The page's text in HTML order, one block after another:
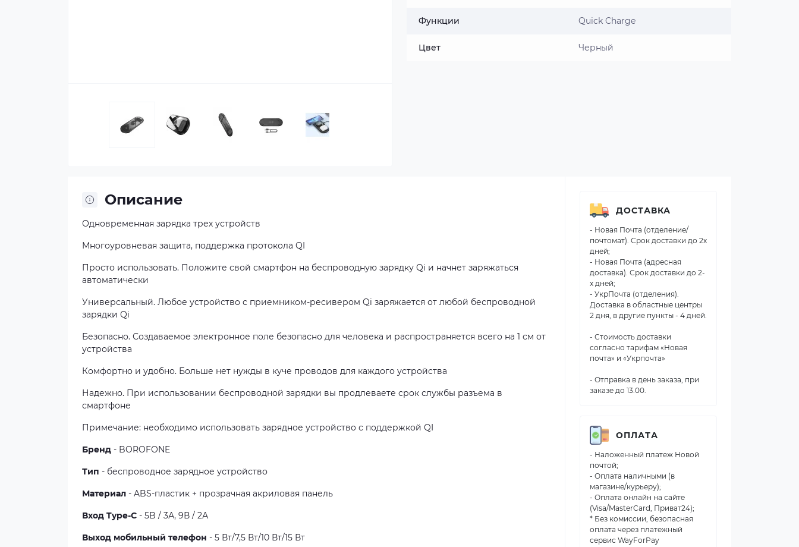
Функции Quick Charge
Цвет Черный
Описание
Одновременная зарядка трех устройств
Многоуровневая защита, поддержка протокола QI
Просто использовать. Положите свой смартфон на беспроводную зарядку Qi и начнет заряжаться
автоматически
Универсальный. Любое устройство с приемником-ресивером Qi заряжается от любой беспроводной
зарядки Qi
Безопасно. Создаваемое электронное поле безопасно для человека и распространяется всего на 1 см от
устройства
Комфортно и удобно. Больше нет нужды в куче проводов для каждого устройства
Надежно. При использовании беспроводной зарядки вы продлеваете срок службы разъема в
смартфоне
Примечание: необходимо использовать зарядное устройство с поддержкой QI
Бренд - BOROFONE
Тип - беспроводное зарядное устройство
Материал - ABS-пластик + прозрачная акриловая панель
Вход Type-C - 5B / 3А, 9В / 2А
Выход мобильный телефон - 5 Вт/7,5 Вт/10 Вт/15 Вт
ДОСТАВКА
- Новая Почта (отделение/
почтомат). Срок доставки до 2х
дней;
- Новая Почта (адресная
доставка). Срок доставки до 2-
х дней;
- УкрПочта (отделения).
Доставка в областные центры
2 дня, в другие пункты - 4 дней.
- Стоимость доставки
согласно тарифам «Новая
почта» и «Укрпочта»
- Отправка в день заказа, при
заказе до 13.00.
ОПЛАТА
- Наложенный платеж Новой
почтой;
- Оплата наличными (в
магазине/курьеру);
- Оплата онлайн на сайте
(Visa/MasterCard, Приват24);
* Без комиссии, безопасная
оплата через платежный
сервис WayForPay